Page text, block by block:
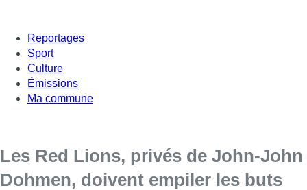
Reportages
Sport
Culture
Émissions
Ma commune
Les Red Lions, privés de John-John
Dohmen, doivent empiler les buts